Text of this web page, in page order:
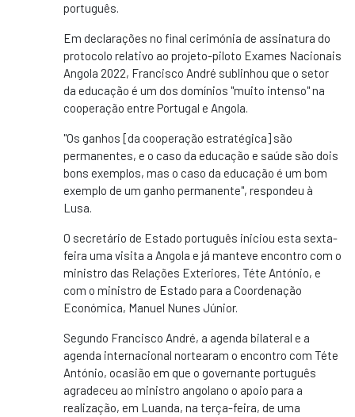
português.
Em declarações no final cerimónia de assinatura do
protocolo relativo ao projeto-piloto Exames Nacionais
Angola 2022, Francisco André sublinhou que o setor
da educação é um dos domínios "muito intenso" na
cooperação entre Portugal e Angola.
"Os ganhos [da cooperação estratégica] são
permanentes, e o caso da educação e saúde são dois
bons exemplos, mas o caso da educação é um bom
exemplo de um ganho permanente", respondeu à
Lusa.
O secretário de Estado português iniciou esta sexta-
feira uma visita a Angola e já manteve encontro com o
ministro das Relações Exteriores, Téte António, e
com o ministro de Estado para a Coordenação
Económica, Manuel Nunes Júnior.
Segundo Francisco André, a agenda bilateral e a
agenda internacional nortearam o encontro com Téte
António, ocasião em que o governante português
agradeceu ao ministro angolano o apoio para a
realização, em Luanda, na terça-feira, de uma